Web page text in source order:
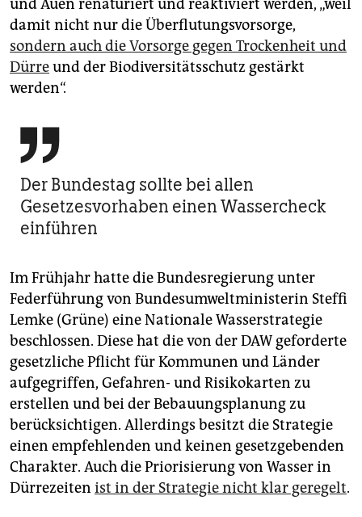
und Auen renaturiert und reaktiviert werden, „weil
damit nicht nur die Überflutungsvorsorge,
sondern auch die Vorsorge gegen Trockenheit und
Dürreund der Biodiversitätsschutz gestärkt
werden“.

Der Bundestag sollte bei allen
Gesetzesvorhaben einen Wassercheck
einführen
Im Frühjahr hatte die Bundesregierung unter
Federführung von Bundesumweltministerin Steffi
Lemke (Grüne) eine Nationale Wasserstrategie
beschlossen. Diese hat die von der DAW geforderte
gesetzliche Pflicht für Kommunen und Länder
aufgegriffen, Gefahren- und Risikokarten zu
erstellen und bei der Bebauungsplanung zu
berücksichtigen. Allerdings besitzt die Strategie
einen empfehlenden und keinen gesetzgebenden
Charakter. Auch die Priorisierung von Wasser in
Dürrezeiten ist in der Strategie nicht klar geregelt.